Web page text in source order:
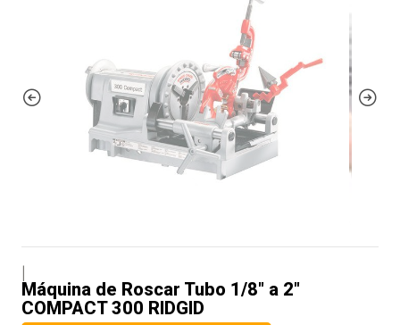
Máquina de Roscar Tubo 1/8" a 2"
COMPACT 300 RIDGID